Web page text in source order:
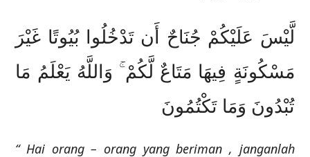
لَّيْسَ عَلَيْكُمْ جُنَاحٌ أَن تَدْخُلُوا بُيُوتًا غَيْرَ
مَسْكُونَةٍ فِيهَا مَتَاعٌ لَّكُمْ ۚ وَاللَّهُ يَعْلَمُ مَا
تُبْدُونَ وَمَا تَكْتُمُونَ
“ Hai orang – orang yang beriman , janganlah